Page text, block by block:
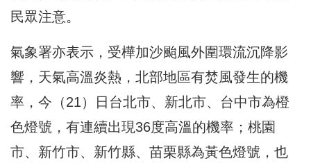
民眾注意。
氣象署亦表示，受樺加沙颱風外圍環流沉降影
響，天氣高溫炎熱，北部地區有焚風發生的機
率，今（21）日台北市、新北市、台中市為橙
色燈號，有連續出現36度高溫的機率；桃園
市、新竹市、新竹縣、苗栗縣為黃色燈號，也